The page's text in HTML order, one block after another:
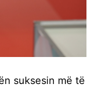
suksesin më të